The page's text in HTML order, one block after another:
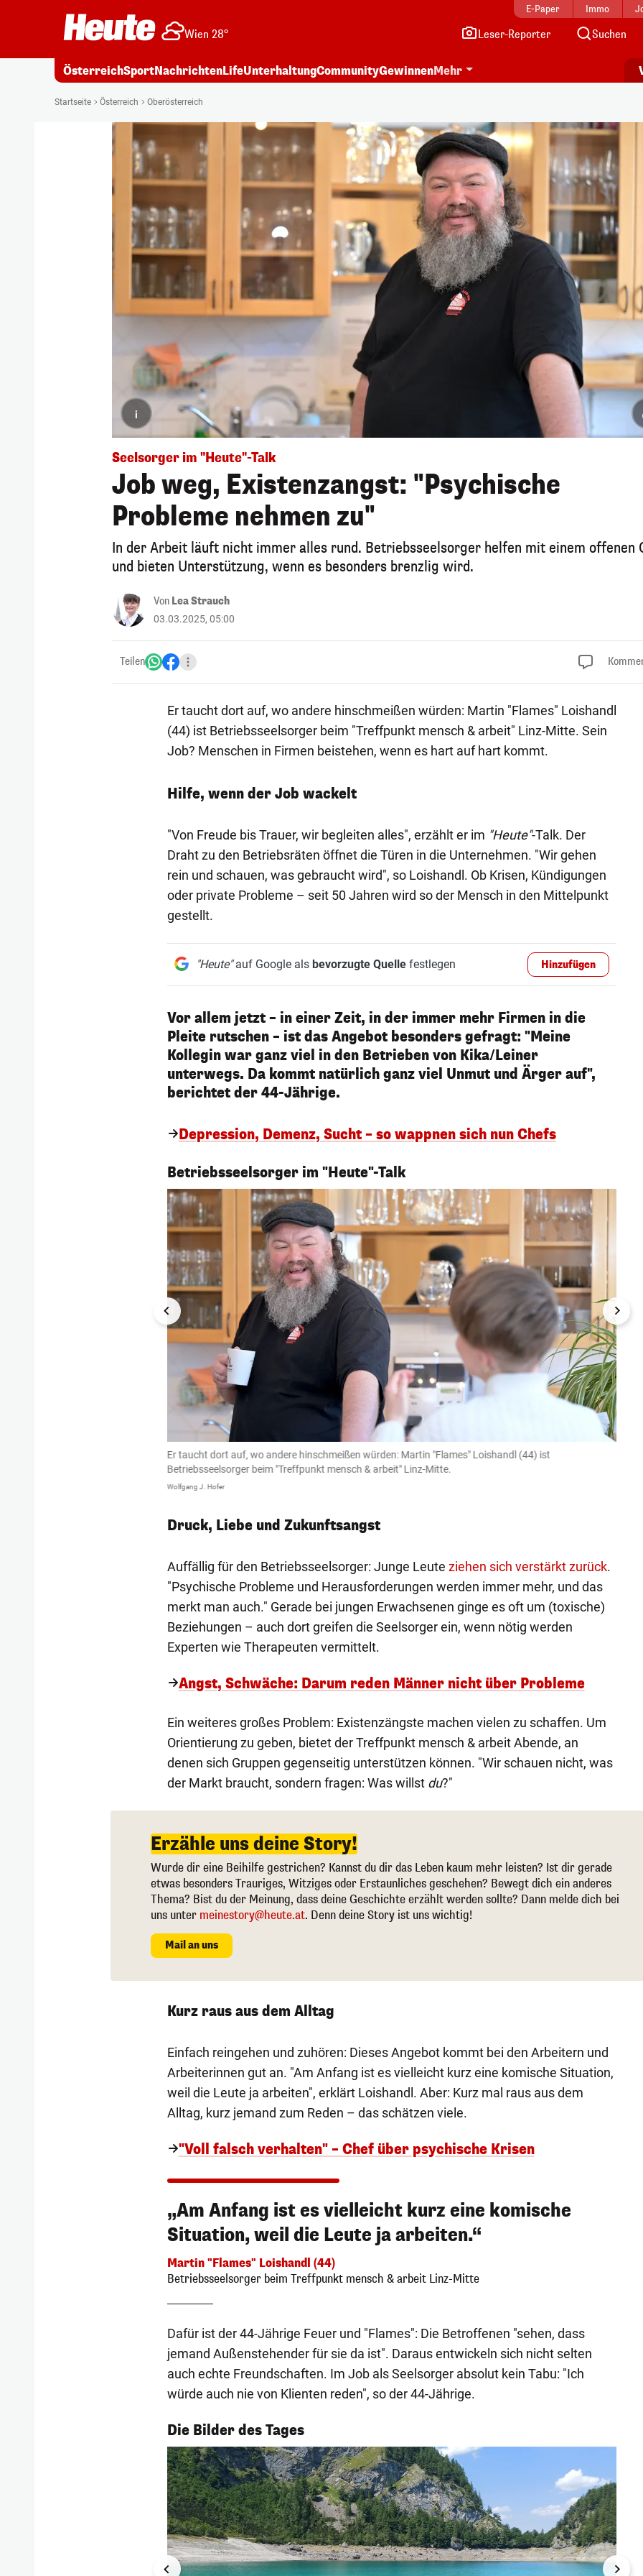
E-Paper Immo
Wien 28° Leser-Reporter Suchen
ÖsterreichSportNachrichtenLifeUnterhaltungCommunityGewinnenMehr
Startseite Österreich Oberösterreich
i
Seelsorger im "Heute"-Talk
Job weg, Existenzangst: "Psychische
Probleme nehmen zu"
In der Arbeit läuft nicht immer alles rund. Betriebsseelsorger helfen mit einem offenen
und bieten Unterstützung, wenn es besonders brenzlig wird.
Von Lea Strauch
03.03.2025, 05:00
Teilen
Er taucht dort auf, wo andere hinschmeißen würden: Martin "Flames" Loishandl
(44) ist Betriebsseelsorger beim "Treffpunkt mensch & arbeit" Linz-Mitte. Sein
Job? Menschen in Firmen beistehen, wenn es hart auf hart kommt.
Hilfe, wenn der Job wackelt
"Von Freude bis Trauer, wir begleiten alles", erzählt er im "Heute"-Talk. Der
Draht zu den Betriebsräten öffnet die Türen in die Unternehmen. "Wir gehen
rein und schauen, was gebraucht wird", so Loishandl. Ob Krisen, Kündigungen
oder private Probleme – seit 50 Jahren wird so der Mensch in den Mittelpunkt
gestellt.
"Heute"auf Google als bevorzugte Quellefestlegen Hinzufügen
Vor allem jetzt – in einer Zeit, in der immer mehr Firmen in die
Pleite rutschen – ist das Angebot besonders gefragt: "Meine
Kollegin war ganz viel in den Betrieben von Kika/Leiner
unterwegs. Da kommt natürlich ganz viel Unmut und Ärger auf",
berichtet der 44-Jährige.
Depression, Demenz, Sucht – so wappnen sich nun Chefs
Betriebsseelsorger im "Heute"-Talk
1/6
Er taucht dort auf, wo andere hinschmeißen würden: Martin "Flames" Loishandl (44) ist
Betriebsseelsorger beim "Treffpunkt mensch & arbeit" Linz-Mitte.
Wolfgang J. Hofer
Druck, Liebe und Zukunftsangst
Auffällig für den Betriebsseelsorger: Junge Leute ziehen sich verstärkt zurück.
"Psychische Probleme und Herausforderungen werden immer mehr, und das
merkt man auch." Gerade bei jungen Erwachsenen ginge es oft um (toxische)
Beziehungen – auch dort greifen die Seelsorger ein, wenn nötig werden
Experten wie Therapeuten vermittelt.
Angst, Schwäche: Darum reden Männer nicht über Probleme
Ein weiteres großes Problem: Existenzängste machen vielen zu schaffen. Um
Orientierung zu geben, bietet der Treffpunkt mensch & arbeit Abende, an
denen sich Gruppen gegenseitig unterstützen können. "Wir schauen nicht, was
der Markt braucht, sondern fragen: Was willst du?"
Erzähle uns deine Story!
Wurde dir eine Beihilfe gestrichen? Kannst du dir das Leben kaum mehr leisten? Ist dir gerade
etwas besonders Trauriges, Witziges oder Erstaunliches geschehen? Bewegt dich ein anderes
Thema? Bist du der Meinung, dass deine Geschichte erzählt werden sollte? Dann melde dich bei
uns unter meinestory@heute.at. Denn deine Story ist uns wichtig!
Mail an uns
Kurz raus aus dem Alltag
Einfach reingehen und zuhören: Dieses Angebot kommt bei den Arbeitern und
Arbeiterinnen gut an. "Am Anfang ist es vielleicht kurz eine komische Situation,
weil die Leute ja arbeiten", erklärt Loishandl. Aber: Kurz mal raus aus dem
Alltag, kurz jemand zum Reden – das schätzen viele.
"Voll falsch verhalten" – Chef über psychische Krisen
„Am Anfang ist es vielleicht kurz eine komische
Situation, weil die Leute ja arbeiten.“
Martin "Flames" Loishandl (44)
Betriebsseelsorger beim Treffpunkt mensch & arbeit Linz-Mitte
Dafür ist der 44-Jährige Feuer und "Flames": Die Betroffenen "sehen, dass
jemand Außenstehender für sie da ist". Daraus entwickeln sich nicht selten
auch echte Freundschaften. Im Job als Seelsorger absolut kein Tabu: "Ich
würde auch nie von Klienten reden", so der 44-Jährige.
Die Bilder des Tages
1/55